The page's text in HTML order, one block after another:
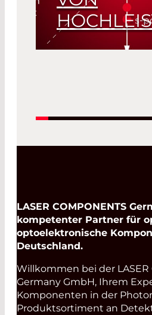
LASER COMPONENTS
kompetenter Partner für
optoelektronische
Deutschland.
Willkommen bei der LASER
Germany GmbH, Ihrem
Komponenten in der
Produktsortiment an